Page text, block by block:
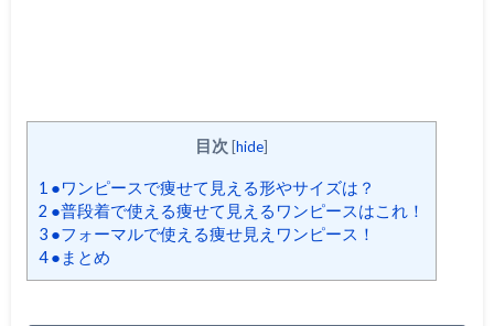
目次 [hide]
1 ●ワンピースで痩せて見える形やサイズは？
2 ●普段着で使える痩せて見えるワンピースはこれ！
3●フォーマルで使える痩せ見えワンピース！
4●まとめ